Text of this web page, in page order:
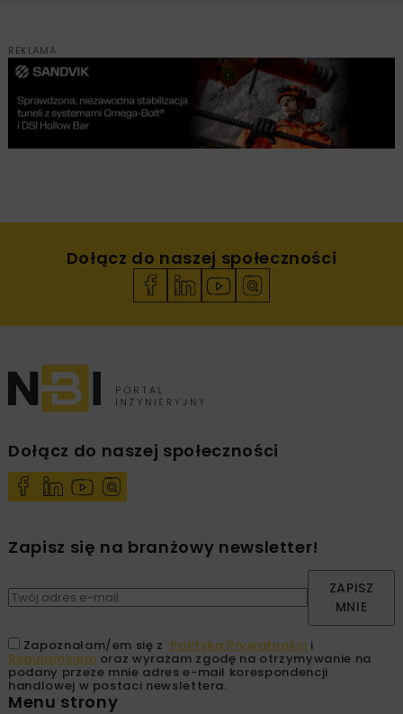
REKLAMA
Dołącz do naszej społeczności
Dołącz do naszej społeczności
Zapisz się na branżowy newsletter!
ZAPISZ
MNIE
Zapoznałam/em się z Polityką Prywatności i
Regulaminem oraz wyrażam zgodę na otrzymywanie na
podany przeze mnie adres e-mail korespondencji
handlowej w postaci newslettera.
Menu strony